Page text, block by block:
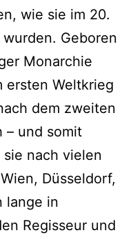
wie sie im 20.
Geboren
Monarchie
ersten Weltkrieg
dem zweiten
– und somit
nach vielen
Düsseldorf,
lange in
Regisseur und